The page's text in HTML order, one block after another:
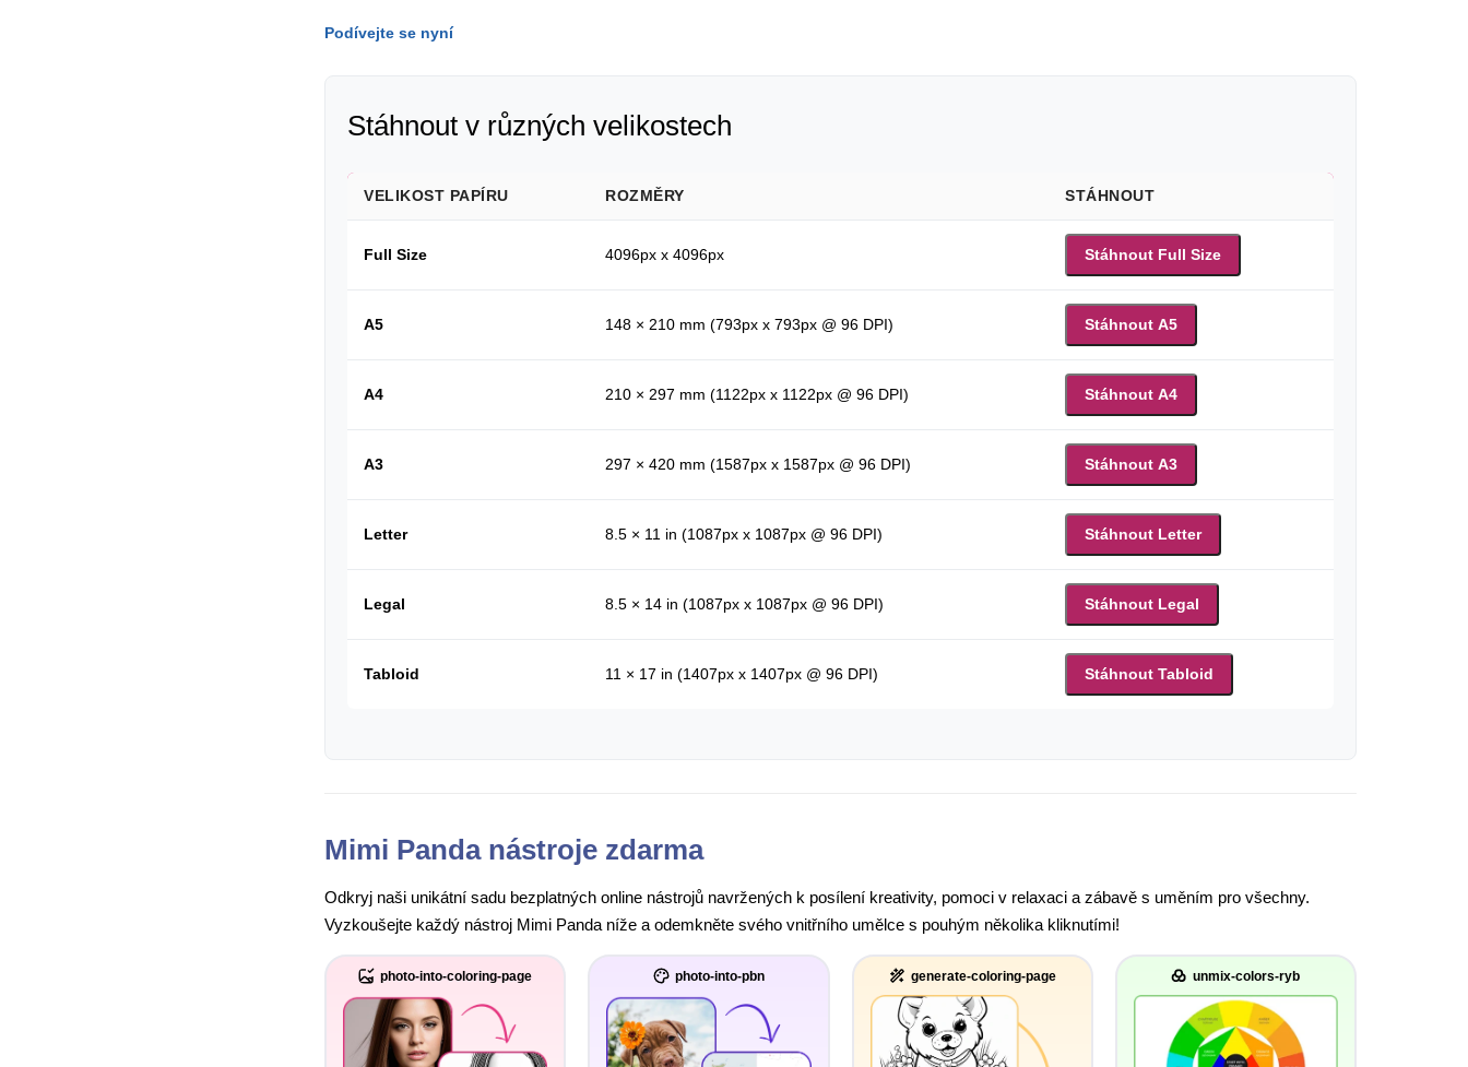
Podívejte se nyní
Stáhnout v různých velikostech
VELIKOST PAPÍRU ROZMĚRY STÁHNOUT
Full Size 4096px x 4096px Stáhnout Full Size
A5 148 × 210 mm (793px x 793px @ 96 DPI) Stáhnout A5
A4 210 × 297 mm (1122px x 1122px @ 96 DPI) Stáhnout A4
A3 297 × 420 mm (1587px x 1587px @ 96 DPI) Stáhnout A3
Letter 8.5 × 11 in (1087px x 1087px @ 96 DPI) Stáhnout Letter
Legal 8.5 × 14 in (1087px x 1087px @ 96 DPI) Stáhnout Legal
Tabloid 11 × 17 in (1407px x 1407px @ 96 DPI) Stáhnout Tabloid
Mimi Panda nástroje zdarma
Odkryj naši unikátní sadu bezplatných online nástrojů navržených k posílení kreativity, pomoci v relaxaci a zábavě s uměním pro všechny.
Vyzkoušejte každý nástroj Mimi Panda níže a odemkněte svého vnitřního umělce s pouhým několika kliknutími!
photo-into-coloring-page photo-into-pbn generate-coloring-page unmix-colors-ryb